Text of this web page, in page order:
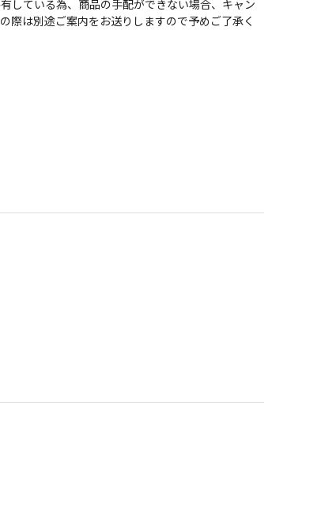
している為、商品の手配ができない場合、キャン
際は別途ご案内をお送りしますので予めご了承く